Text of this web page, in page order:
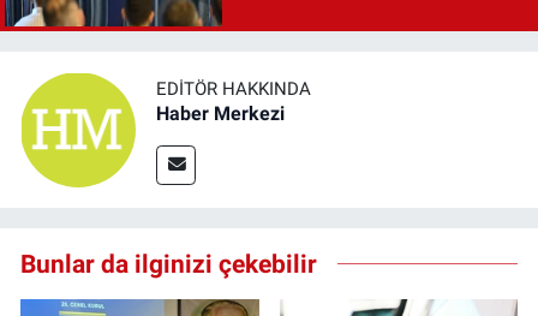
EDITÖR HAKKINDA
Haber Merkezi
Bunlar da ilginizi çekebilir